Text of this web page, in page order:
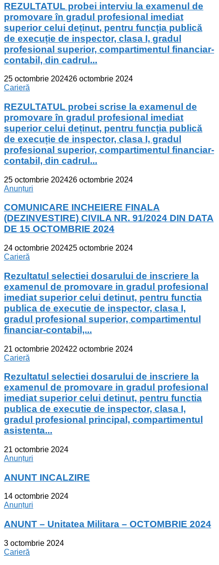
REZULTATUL probei interviu la examenul de
promovare în gradul profesional imediat
superior celui deținut, pentru funcția publică
de execuție de inspector, clasa I, gradul
profesional superior, compartimentul financiar-
contabil, din cadrul...
25 octombrie 202426 octombrie 2024
Carieră
REZULTATUL probei scrise la examenul de
promovare în gradul profesional imediat
superior celui deținut, pentru funcția publică
de execuție de inspector, clasa I, gradul
profesional superior, compartimentul financiar-
contabil, din cadrul...
25 octombrie 202426 octombrie 2024
Anunțuri
COMUNICARE INCHEIERE FINALA
(DEZINVESTIRE) CIVILA NR. 91/2024 DIN DATA
DE 15 OCTOMBRIE 2024
24 octombrie 202425 octombrie 2024
Carieră
Rezultatul selectiei dosarului de inscriere la
examenul de promovare in gradul profesional
imediat superior celui detinut, pentru functia
publica de executie de inspector, clasa I,
gradul profesional superior, compartimentul
financiar-contabil,...
21 octombrie 202422 octombrie 2024
Carieră
Rezultatul selectiei dosarului de inscriere la
examenul de promovare in gradul profesional
imediat superior celui detinut, pentru functia
publica de executie de inspector, clasa I,
gradul profesional principal, compartimentul
asistenta...
21 octombrie 2024
Anunțuri
ANUNT INCALZIRE
14 octombrie 2024
Anunțuri
ANUNT – Unitatea Militara – OCTOMBRIE 2024
3 octombrie 2024
Carieră